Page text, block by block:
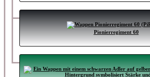
Pionierregiment 60